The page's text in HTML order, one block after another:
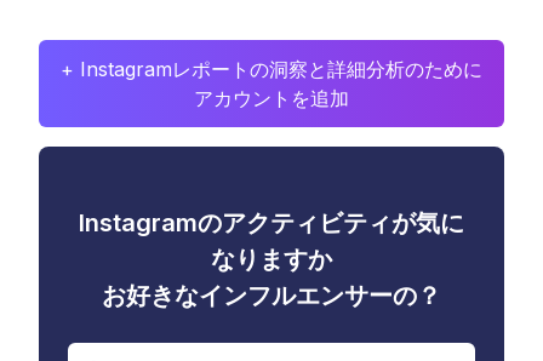
+ Instagramレポートの洞察と詳細分析のために
アカウントを追加
Instagramのアクティビティが気に
なりますか
お好きなインフルエンサーの？